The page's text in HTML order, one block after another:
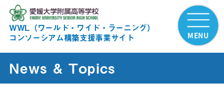
WWL（ワールド・ワイド・ラーニング）
コンソーシアム構築支援事業サイト
MENU
News & Topics